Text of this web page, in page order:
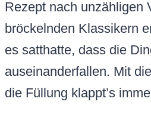
Rezept nach unzähligen
bröckelnden Klassikern
es satthatte, dass die
auseinanderfallen. Mit
die Füllung klappt’s